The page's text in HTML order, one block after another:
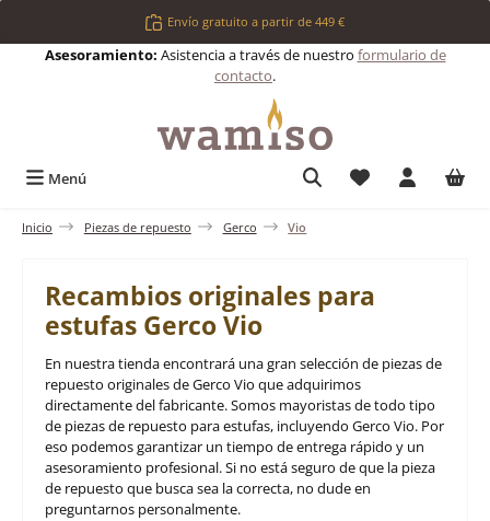
Saltar al contenido principalEnvío gratuito a partir de 449 €
Asesoramiento: Asistencia a través de nuestro formulario de
contacto.
Menú Tienes 0
Inicio Piezas de repuesto Gerco Vio
Recambios originales para
estufas Gerco Vio
En nuestra tienda encontrará una gran selección de piezas de
repuesto originales de Gerco Vio que adquirimos
directamente del fabricante. Somos mayoristas de todo tipo
de piezas de repuesto para estufas, incluyendo Gerco Vio. Por
eso podemos garantizar un tiempo de entrega rápido y un
asesoramiento profesional. Si no está seguro de que la pieza
de repuesto que busca sea la correcta, no dude en
preguntarnos personalmente.